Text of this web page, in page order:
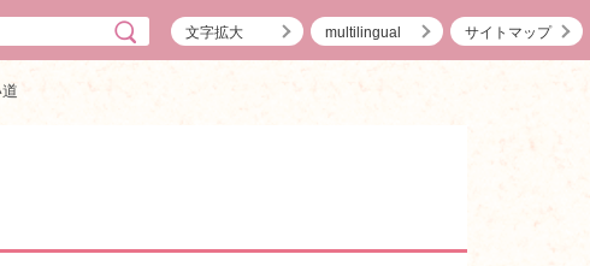
文字拡大 multilingual サイトマップ